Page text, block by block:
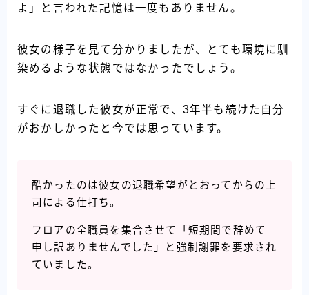
よ」と言われた記憶は一度もありません。
彼女の様子を見て分かりましたが、とても環境に馴
染めるような状態ではなかったでしょう。
すぐに退職した彼女が正常で、3年半も続けた自分
がおかしかったと今では思っています。
酷かったのは彼女の退職希望がとおってからの上
司による仕打ち。
フロアの全職員を集合させて「短期間で辞めて
申し訳ありませんでした」と強制謝罪を要求され
ていました。